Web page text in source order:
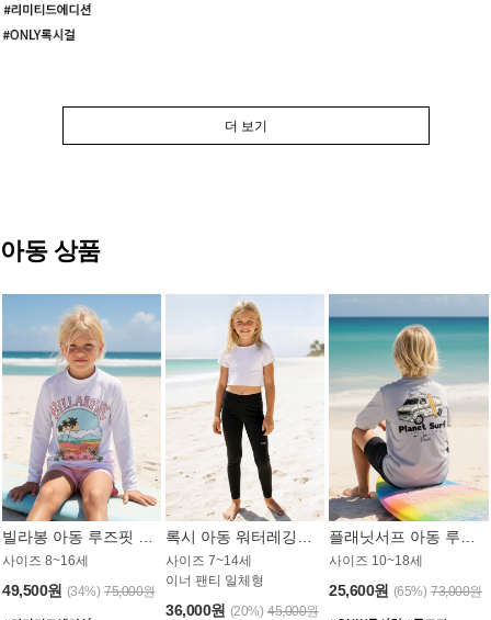
더 보기
아동 상품
사이즈 8~16세
49,500원 (34%) 75,000원
사이즈 7~14세
이너 팬티 일체형
36,000원 (20%) 45,000원
사이즈 10~18세
25,600원 (65%) 73,000원